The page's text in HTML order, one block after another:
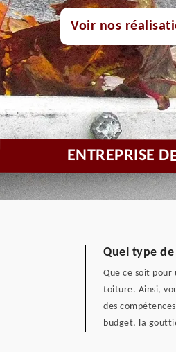
Voir nos
ENTREPRISE
Quel type
Que ce soit pour
toiture. Ainsi,
des
budget, la